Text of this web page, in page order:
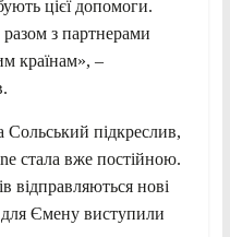
цієї допомоги.
разом з партнерами
країнам», –
Сольський підкреслив,
стала вже постійною.
відправляються нові
Ємену виступили